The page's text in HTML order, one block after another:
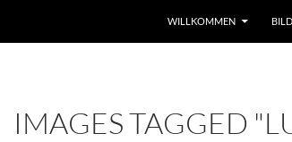
WILLKOMMEN
IMAGES TAGGED